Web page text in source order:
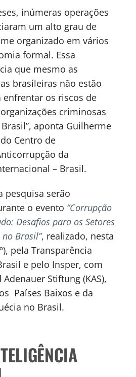
inúmeras operações
um alto grau de
organizado em vários
formal. Essa
que mesmo as
brasileiras não estão
enfrentar os riscos de
criminosas
aponta Guilherme
Centro de
da
– Brasil.
pesquisa serão
o evento “Corrupção
Desafios para os Setores
Brasil”, realizado, nesta
pela Transparência
e pelo Insper, com
Stiftung (KAS),
Países Baixos e da
no Brasil.